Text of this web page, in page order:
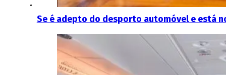
Se é adepto do desporto automóvel e está